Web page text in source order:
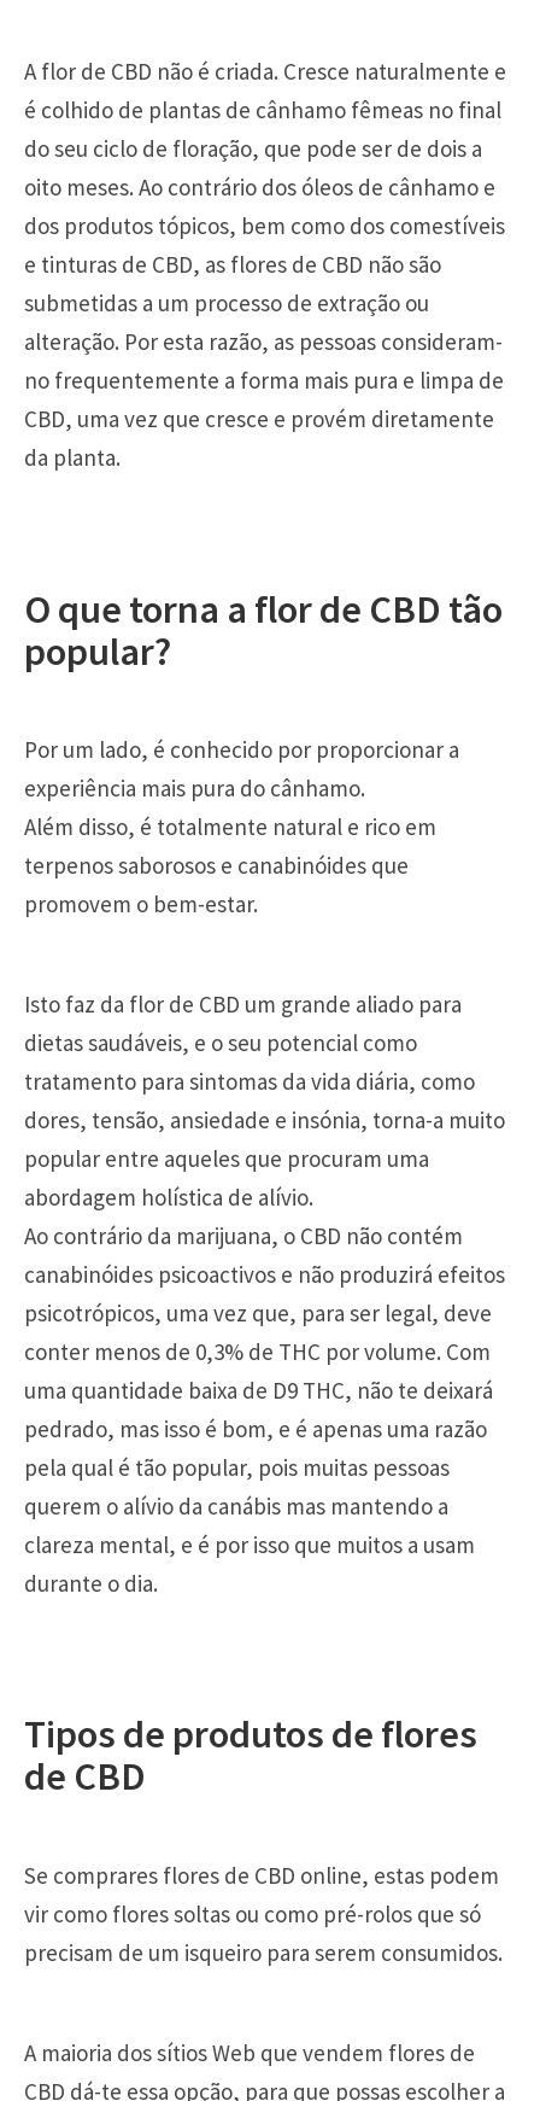
A flor de CBD não é criada. Cresce naturalmente e
é colhido de plantas de cânhamo fêmeas no final
do seu ciclo de floração, que pode ser de dois a
oito meses. Ao contrário dos óleos de cânhamo e
dos produtos tópicos, bem como dos comestíveis
e tinturas de CBD, as flores de CBD não são
submetidas a um processo de extração ou
alteração. Por esta razão, as pessoas consideram-
no frequentemente a forma mais pura e limpa de
CBD, uma vez que cresce e provém diretamente
da planta.
O que torna a flor de CBD tão
popular?
Por um lado, é conhecido por proporcionar a
experiência mais pura do cânhamo.
Além disso, é totalmente natural e rico em
terpenos saborosos e canabinóides que
promovem o bem-estar.
Isto faz da flor de CBD um grande aliado para
dietas saudáveis, e o seu potencial como
tratamento para sintomas da vida diária, como
dores, tensão, ansiedade e insónia, torna-a muito
popular entre aqueles que procuram uma
abordagem holística de alívio.
Ao contrário da marijuana, o CBD não contém
canabinóides psicoactivos e não produzirá efeitos
psicotrópicos, uma vez que, para ser legal, deve
conter menos de 0,3% de THC por volume. Com
uma quantidade baixa de D9 THC, não te deixará
pedrado, mas isso é bom, e é apenas uma razão
pela qual é tão popular, pois muitas pessoas
querem o alívio da canábis mas mantendo a
clareza mental, e é por isso que muitos a usam
durante o dia.
Tipos de produtos de flores
de CBD
Se comprares flores de CBD online, estas podem
vir como flores soltas ou como pré-rolos que só
precisam de um isqueiro para serem consumidos.
A maioria dos sítios Web que vendem flores de
CBD dá-te essa opção, para que possas escolher a